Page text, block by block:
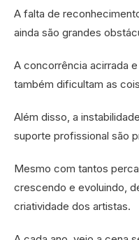
A falta de
ainda são grandes
A concorrência acirrada
também dificultam as
Além disso, a
suporte profissional são
Mesmo com tantos
crescendo e evoluindo,
criatividade dos artistas.